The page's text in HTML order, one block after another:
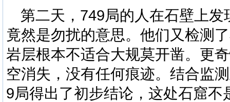
第二天， 749局的人在石壁上
竟然是勿扰的意思。他们又检测
岩层根本不适合大规莫开凿。更
空消失，没有任何痕迹。结合监
9局得出了初步结论，这处石窟